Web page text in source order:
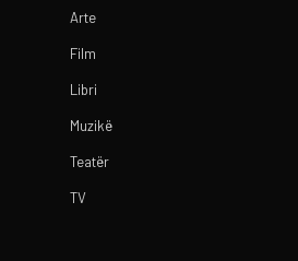
Arte
Film
Libri
Muzikë
Teatër
TV